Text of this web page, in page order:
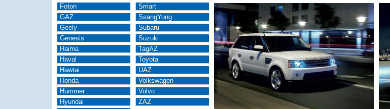
Foton
GAZ
Geely
Genesis
Haima
Haval
Hawtai
Honda
Hummer
Hyundai
Smart
SsangYong
Subaru
Suzuki
TagAZ
Toyota
UAZ
Volkswagen
Volvo
ZAZ